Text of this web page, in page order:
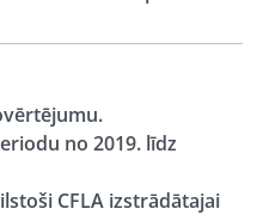
no 2019. līdz
CFLA izstrādātajai